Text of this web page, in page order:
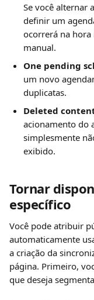
Se você alternar
definir um
ocorrerá na hora
manual.
One pending
um novo
duplicatas.
Deleted
acionamento do
simplesmente
exibido.
Tornar
específico
Você pode atribuir
automaticamente
a criação da
página. Primeiro,
que deseja